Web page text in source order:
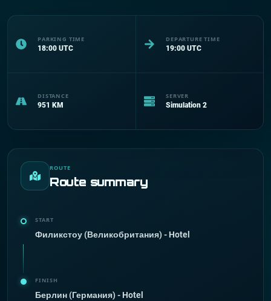
PARKING TIME
18:00 UTC
DEPARTURE TIME
19:00 UTC
DISTANCE
951 KM
SERVER
Simulation 2
ROUTE
Route summary
START
Филикстоу (Великобритания) - Hotel
FINISH
Берлин (Германия) - Hotel